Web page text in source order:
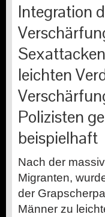
Integration
leichten
Polizisten
beispielhaft
Nach der
Migranten,
der
Männer zu